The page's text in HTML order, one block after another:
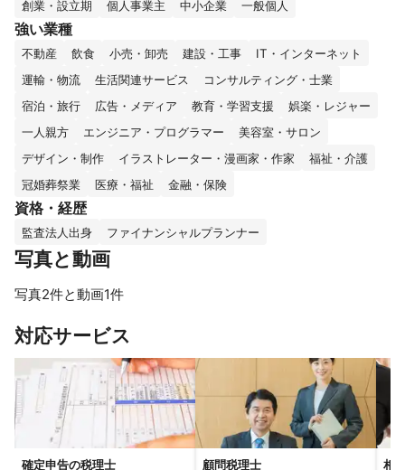
創業・設立期 個人事業主 中小企業 一般個人
強い業種
不動産 飲食 小売・卸売 建設・工事
IT・インターネット
運輸・物流
生活関連サービス
コンサルティング・士業
宿泊・旅行
広告・メディア 教育・学習支援
娯楽・レジャー
一人親方
エンジニア・プログラマー
美容室・サロン
デザイン・制作
イラストレーター・漫画家・作家
福祉・介護
冠婚葬祭業
医療・福祉 金融・保険
資格・経歴
監査法人出身 ファイナンシャルプランナー
写真と動画
写真2件と動画1件
対応サービス
確定申告の税理士 顧問税理士 相